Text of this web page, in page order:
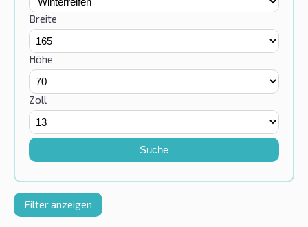
Breite
Höhe
Zoll
Suche
Filter anzeigen